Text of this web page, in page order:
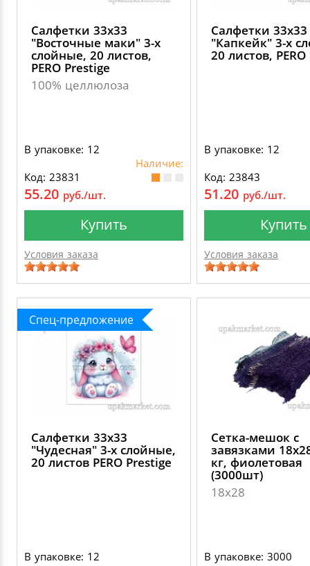
Салфетки 33х33
"Восточные маки" 3-х
слойные, 20 листов,
PERO Prestige
100% целлюлоза
В упаковке: 12
Наличие:
Код: 23831
55.20 руб./шт.
Купить
Условия заказа
Салфетки 33х33
"Капкейк" 3-х
20 листов,
В упаковке: 12
Код: 23843
51.20 руб./шт.
Купить
Условия заказа
Спец-предложение
Салфетки 33х33
"Чудесная" 3-х слойные,
20 листов PERO Prestige
В упаковке: 12
Сетка-мешок с
завязками
кг, фиолетовая
(3000шт)
18х28
В упаковке: 3000